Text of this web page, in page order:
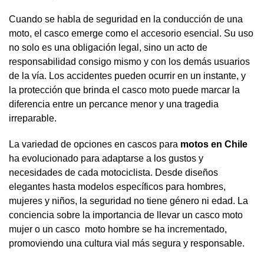
Cuando se habla de seguridad en la conducción de una
moto, el casco emerge como el accesorio esencial. Su uso
no solo es una obligación legal, sino un acto de
responsabilidad consigo mismo y con los demás usuarios
de la vía. Los accidentes pueden ocurrir en un instante, y
la protección que brinda el casco moto puede marcar la
diferencia entre un percance menor y una tragedia
irreparable.
La variedad de opciones en cascos para motos en Chile
ha evolucionado para adaptarse a los gustos y
necesidades de cada motociclista. Desde diseños
elegantes hasta modelos específicos para hombres,
mujeres y niños, la seguridad no tiene género ni edad. La
conciencia sobre la importancia de llevar un casco moto
mujer o un casco moto hombre se ha incrementado,
promoviendo una cultura vial más segura y responsable.